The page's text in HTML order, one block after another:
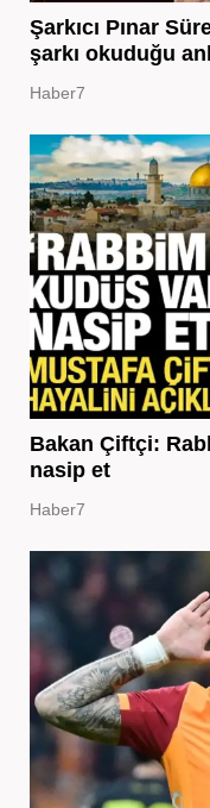
Şarkıcı Pınar
şarkı okuduğu
Haber7
Bakan Çiftçi:
nasip et
Haber7